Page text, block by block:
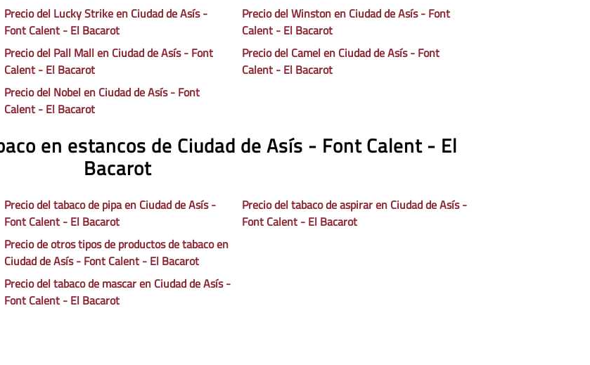
Precio del Lucky Strike en Ciudad de Asís -
Font Calent - El Bacarot
Precio del Pall Mall en Ciudad de Asís - Font
Calent - El Bacarot
Precio del Nobel en Ciudad de Asís - Font
Calent - El Bacarot
Precio del Winston en Ciudad de Asís - Font
Calent - El Bacarot
Precio del Camel en Ciudad de Asís - Font
Calent - El Bacarot
en estancos de Ciudad de Asís - Font Calent - El
Bacarot
Precio del tabaco de pipa en Ciudad de Asís -
Font Calent - El Bacarot
Precio de otros tipos de productos de tabaco en
Ciudad de Asís - Font Calent - El Bacarot
Precio del tabaco de mascar en Ciudad de Asís -
Font Calent - El Bacarot
Precio del tabaco de aspirar en Ciudad de Asís -
Font Calent - El Bacarot